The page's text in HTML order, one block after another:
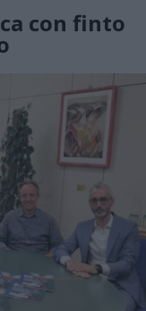
con finto